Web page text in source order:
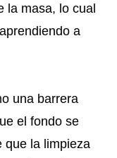
la masa, lo cual
a
una barrera
el fondo se
que la limpieza